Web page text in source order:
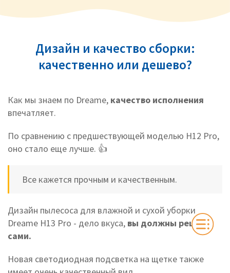
Дизайн и качество сборки:
качественно или дешево?
Как мы знаем по Dreame, качество исполнения
впечатляет.
По сравнению с предшествующей моделью H12 Pro,
оно стало еще лучше. 👍
Все кажется прочным и качественным.
Дизайн пылесоса для влажной и сухой уборки
Dreame H13 Pro - дело вкуса, вы должны решить
сами.
Новая светодиодная подсветка на щетке также